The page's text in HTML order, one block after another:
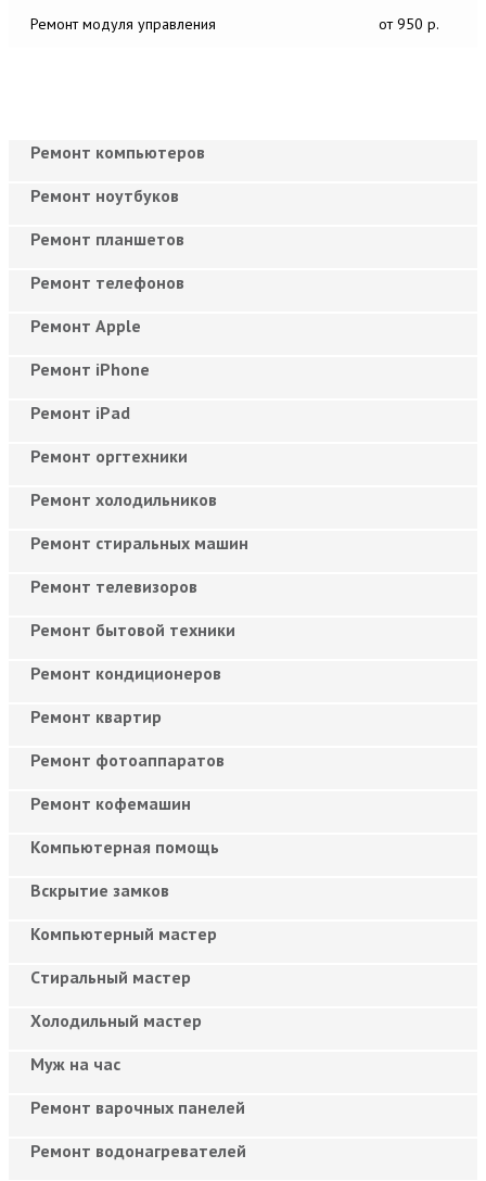
Ремонт модуля управления от 950 р.
Ремонт компьютеров
Ремонт ноутбуков
Ремонт планшетов
Ремонт телефонов
Ремонт Apple
Ремонт iPhone
Ремонт iPad
Ремонт оргтехники
Ремонт холодильников
Ремонт стиральных машин
Ремонт телевизоров
Ремонт бытовой техники
Ремонт кондиционеров
Ремонт квартир
Ремонт фотоаппаратов
Ремонт кофемашин
Компьютерная помощь
Вскрытие замков
Компьютерный мастер
Cтиральный мастер
Холодильный мастер
Муж на час
Ремонт варочных панелей
Ремонт водонагревателей